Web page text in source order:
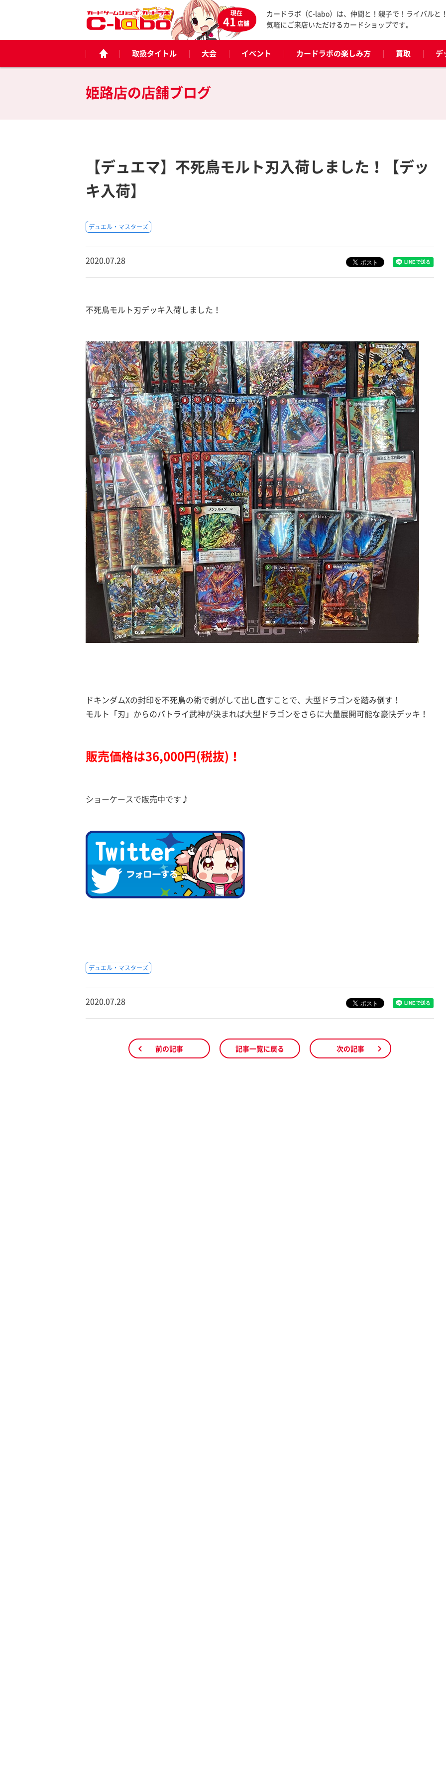
現在
41店舗
カードラボ（C-labo）は、仲間と！親子で！ライバルと
気軽にご来店いただけるカードショップです。
取扱タイトル 大会 イベント カードラボの楽しみ方 買取 デ
姫路店の店舗ブログ
【デュエマ】不死鳥モルト刃入荷しました！【デッ
キ入荷】
デュエル・マスターズ
2020.07.28
不死鳥モルト刃デッキ入荷しました！
ドキンダムXの封印を不死鳥の術で剥がして出し直すことで、大型ドラゴンを踏み倒す！
モルト「刃」からのバトライ武神が決まれば大型ドラゴンをさらに大量展開可能な豪快デッキ！
販売価格は36,000円(税抜)！
ショーケースで販売中です♪
デュエル・マスターズ
2020.07.28
前の記事 記事一覧に戻る 次の記事